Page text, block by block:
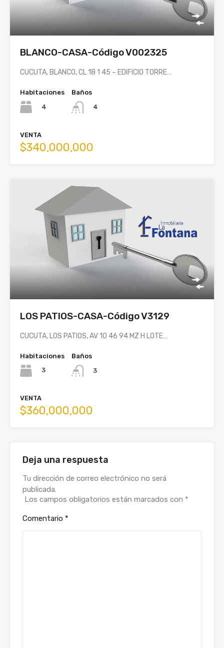
BLANCO-CASA-Código V002325
CUCUTA, BLANCO, CL 18 1 45 – EDIFICIO TORRE…
Habitaciones
4
Baños
4
VENTA
$340,000,000
LOS PATIOS-CASA-Código V3129
CUCUTA, LOS PATIOS, AV 10 46 94 MZ H LOTE…
Habitaciones
3
Baños
3
VENTA
$360,000,000
Deja una respuesta
Tu dirección de correo electrónico no será
publicada.
Los campos obligatorios están marcados con *
Comentario *